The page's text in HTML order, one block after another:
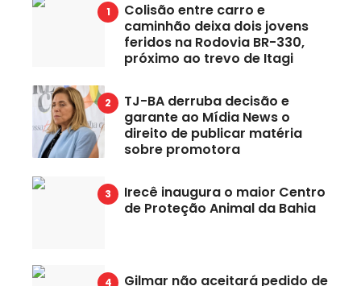
Colisão entre carro e
caminhão deixa dois jovens
feridos na Rodovia BR-330,
próximo ao trevo de Itagi
TJ-BA derruba decisão e
garante ao Mídia News o
direito de publicar matéria
sobre promotora
Irecê inaugura o maior Centro
de Proteção Animal da Bahia
Gilmar não aceitará pedido de